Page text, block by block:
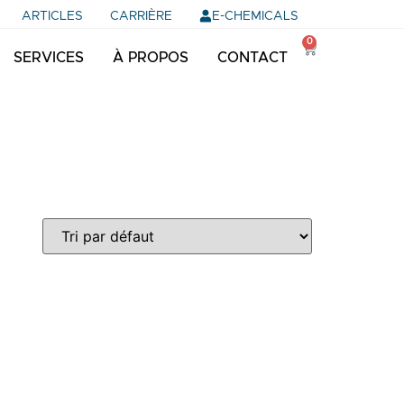
E-CHEMICALS
CARRIÈRE
ARTICLES
0
SERVICES À PROPOS CONTACT